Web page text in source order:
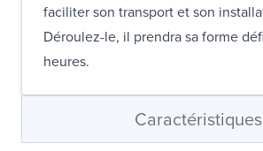
faciliter son transport et son
Déroulez-le, il prendra sa forme
heures.
Caractéristiques